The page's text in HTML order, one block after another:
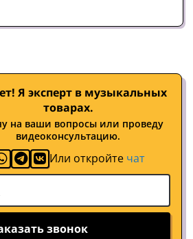
Я эксперт в музыкальных
товарах.
на ваши вопросы или проведу
видеоконсультацию.
Или откройте чат
звонок